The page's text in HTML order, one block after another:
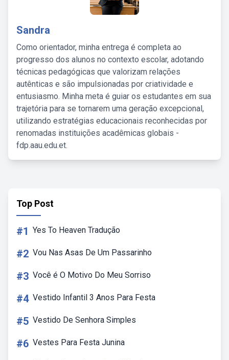
Sandra
Como orientador, minha entrega é completa ao
progresso dos alunos no contexto escolar, adotando
técnicas pedagógicas que valorizam relações
autênticas e são impulsionadas por criatividade e
entusiasmo. Minha meta é guiar os estudantes em sua
trajetória para se tornarem uma geração excepcional,
utilizando estratégias educacionais reconhecidas por
renomadas instituições acadêmicas globais -
fdp.aau.edu.et.
Top Post
#1 Yes To Heaven Tradução
#2 Vou Nas Asas De Um Passarinho
#3 Você é O Motivo Do Meu Sorriso
#4 Vestido Infantil 3 Anos Para Festa
#5 Vestido De Senhora Simples
#6 Vestes Para Festa Junina